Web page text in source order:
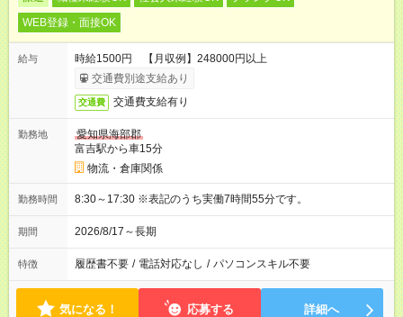
WEB登録・面接OK
給与
時給1500円 【月収例】248000円以上
交通費別途支給あり
交通費 交通費支給有り
勤務地
愛知県海部郡
富吉駅から車15分
物流・倉庫関係
勤務時間 8:30～17:30 ※表記のうち実働7時間55分です。
期間 2026/8/17～長期
特徴 履歴書不要 / 電話対応なし / パソコンスキル不要
気になる！ 応募する 詳細へ